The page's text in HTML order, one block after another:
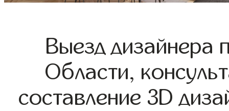
Выезд дизайнера
Области,
составление 3D